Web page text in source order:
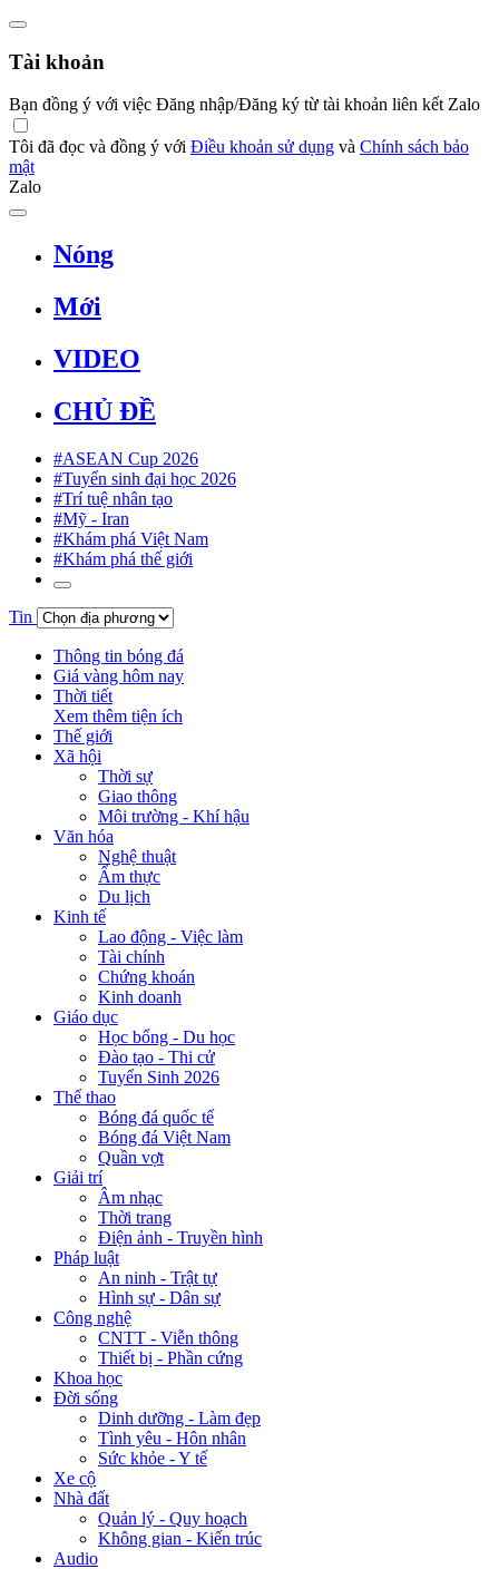
Tài khoản
Bạn đồng ý với việc Đăng nhập/Đăng ký từ tài khoản liên kết Zalo
Tôi đã đọc và đồng ý với Điều khoản sử dụng và Chính sách bảo
mật
Zalo
Nóng
Mới
VIDEO
CHỦ ĐỀ
#ASEAN Cup 2026
#Tuyển sinh đại học 2026
#Trí tuệ nhân tạo
#Mỹ - Iran
#Khám phá Việt Nam
#Khám phá thế giới
Tin
Thông tin bóng đá
Giá vàng hôm nay
Thời tiết
Xem thêm tiện ích
Thế giới
Xã hội
Thời sự
Giao thông
Môi trường - Khí hậu
Văn hóa
Nghệ thuật
Ẩm thực
Du lịch
Kinh tế
Lao động - Việc làm
Tài chính
Chứng khoán
Kinh doanh
Giáo dục
Học bổng - Du học
Đào tạo - Thi cử
Tuyển Sinh 2026
Thể thao
Bóng đá quốc tế
Bóng đá Việt Nam
Quần vợt
Giải trí
Âm nhạc
Thời trang
Điện ảnh - Truyền hình
Pháp luật
An ninh - Trật tự
Hình sự - Dân sự
Công nghệ
CNTT - Viễn thông
Thiết bị - Phần cứng
Khoa học
Đời sống
Dinh dưỡng - Làm đẹp
Tình yêu - Hôn nhân
Sức khỏe - Y tế
Xe cộ
Nhà đất
Quản lý - Quy hoạch
Không gian - Kiến trúc
Audio